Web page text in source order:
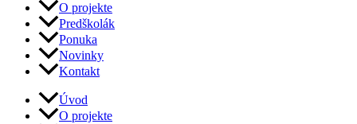
O projekte
Predškolák
Ponuka
Novinky
Kontakt
Úvod
O projekte